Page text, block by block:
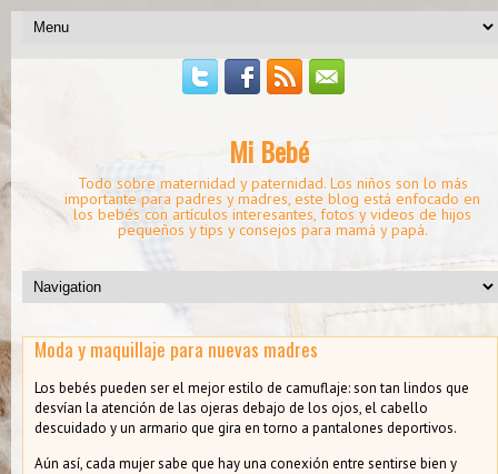
Mi Bebé
Todo sobre maternidad y paternidad. Los niños son lo más
importante para padres y madres, este blog está enfocado en
los bebés con artículos interesantes, fotos y videos de hijos
pequeños y tips y consejos para mamá y papá.
Moda y maquillaje para nuevas madres
Los bebés pueden ser el mejor estilo de camuflaje: son tan lindos que
desvían la atención de las ojeras debajo de los ojos, el cabello
descuidado y un armario que gira en torno a pantalones deportivos.
Aún así, cada mujer sabe que hay una conexión entre sentirse bien y